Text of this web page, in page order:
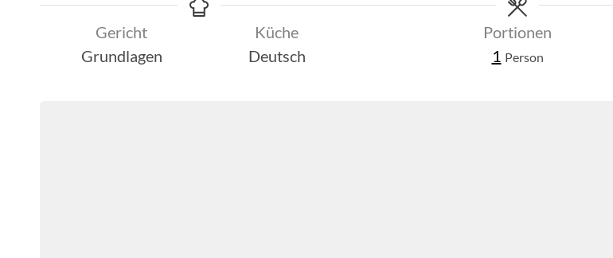
Gericht
Grundlagen
Küche
Deutsch
Portionen
1 Person